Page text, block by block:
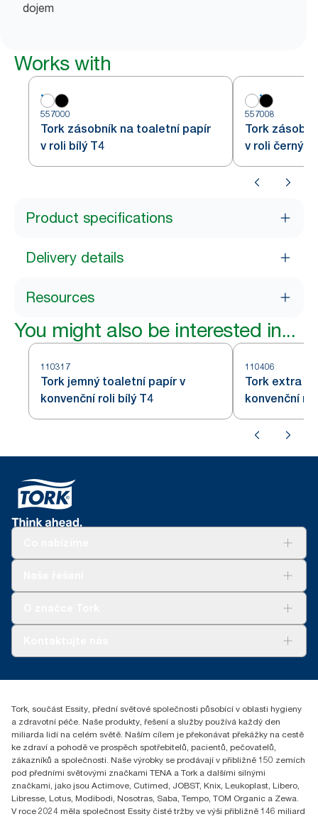
dojem
Works with
557000
Tork zásobník na toaletní papír
v roli bílý T4
557008
Tork
v roli černý
Product specifications
Delivery details
Resources
You might also be interested in...
110317
Tork jemný toaletní papír v
konvenční roli bílý T4
110406
Tork extra
konvenční
reception.prague@essity.com
Praha 8, Karlin, Sokolovská 100/94
186 00 Česká republika
Tork, součást Essity, přední světové společnosti působící v oblasti hygieny
a zdravotní péče. Naše produkty, řešení a služby používá každý den
miliarda lidí na celém světě. Naším cílem je překonávat překážky na cestě
ke zdraví a pohodě ve prospěch spotřebitelů, pacientů, pečovatelů,
zákazníků a společnosti. Naše výrobky se prodávají v přibližně 150 zemích
pod předními světovými značkami TENA a Tork a dalšími silnými
značkami, jako jsou Actimove, Cutimed, JOBST, Knix, Leukoplast, Libero,
Libresse, Lotus, Modibodi, Nosotras, Saba, Tempo, TOM Organic a Zewa.
V roce 2024 měla společnost Essity čisté tržby ve výši přibližně 146 miliard